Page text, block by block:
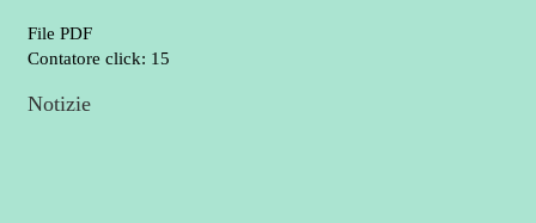
File PDF
Contatore click: 15
Notizie